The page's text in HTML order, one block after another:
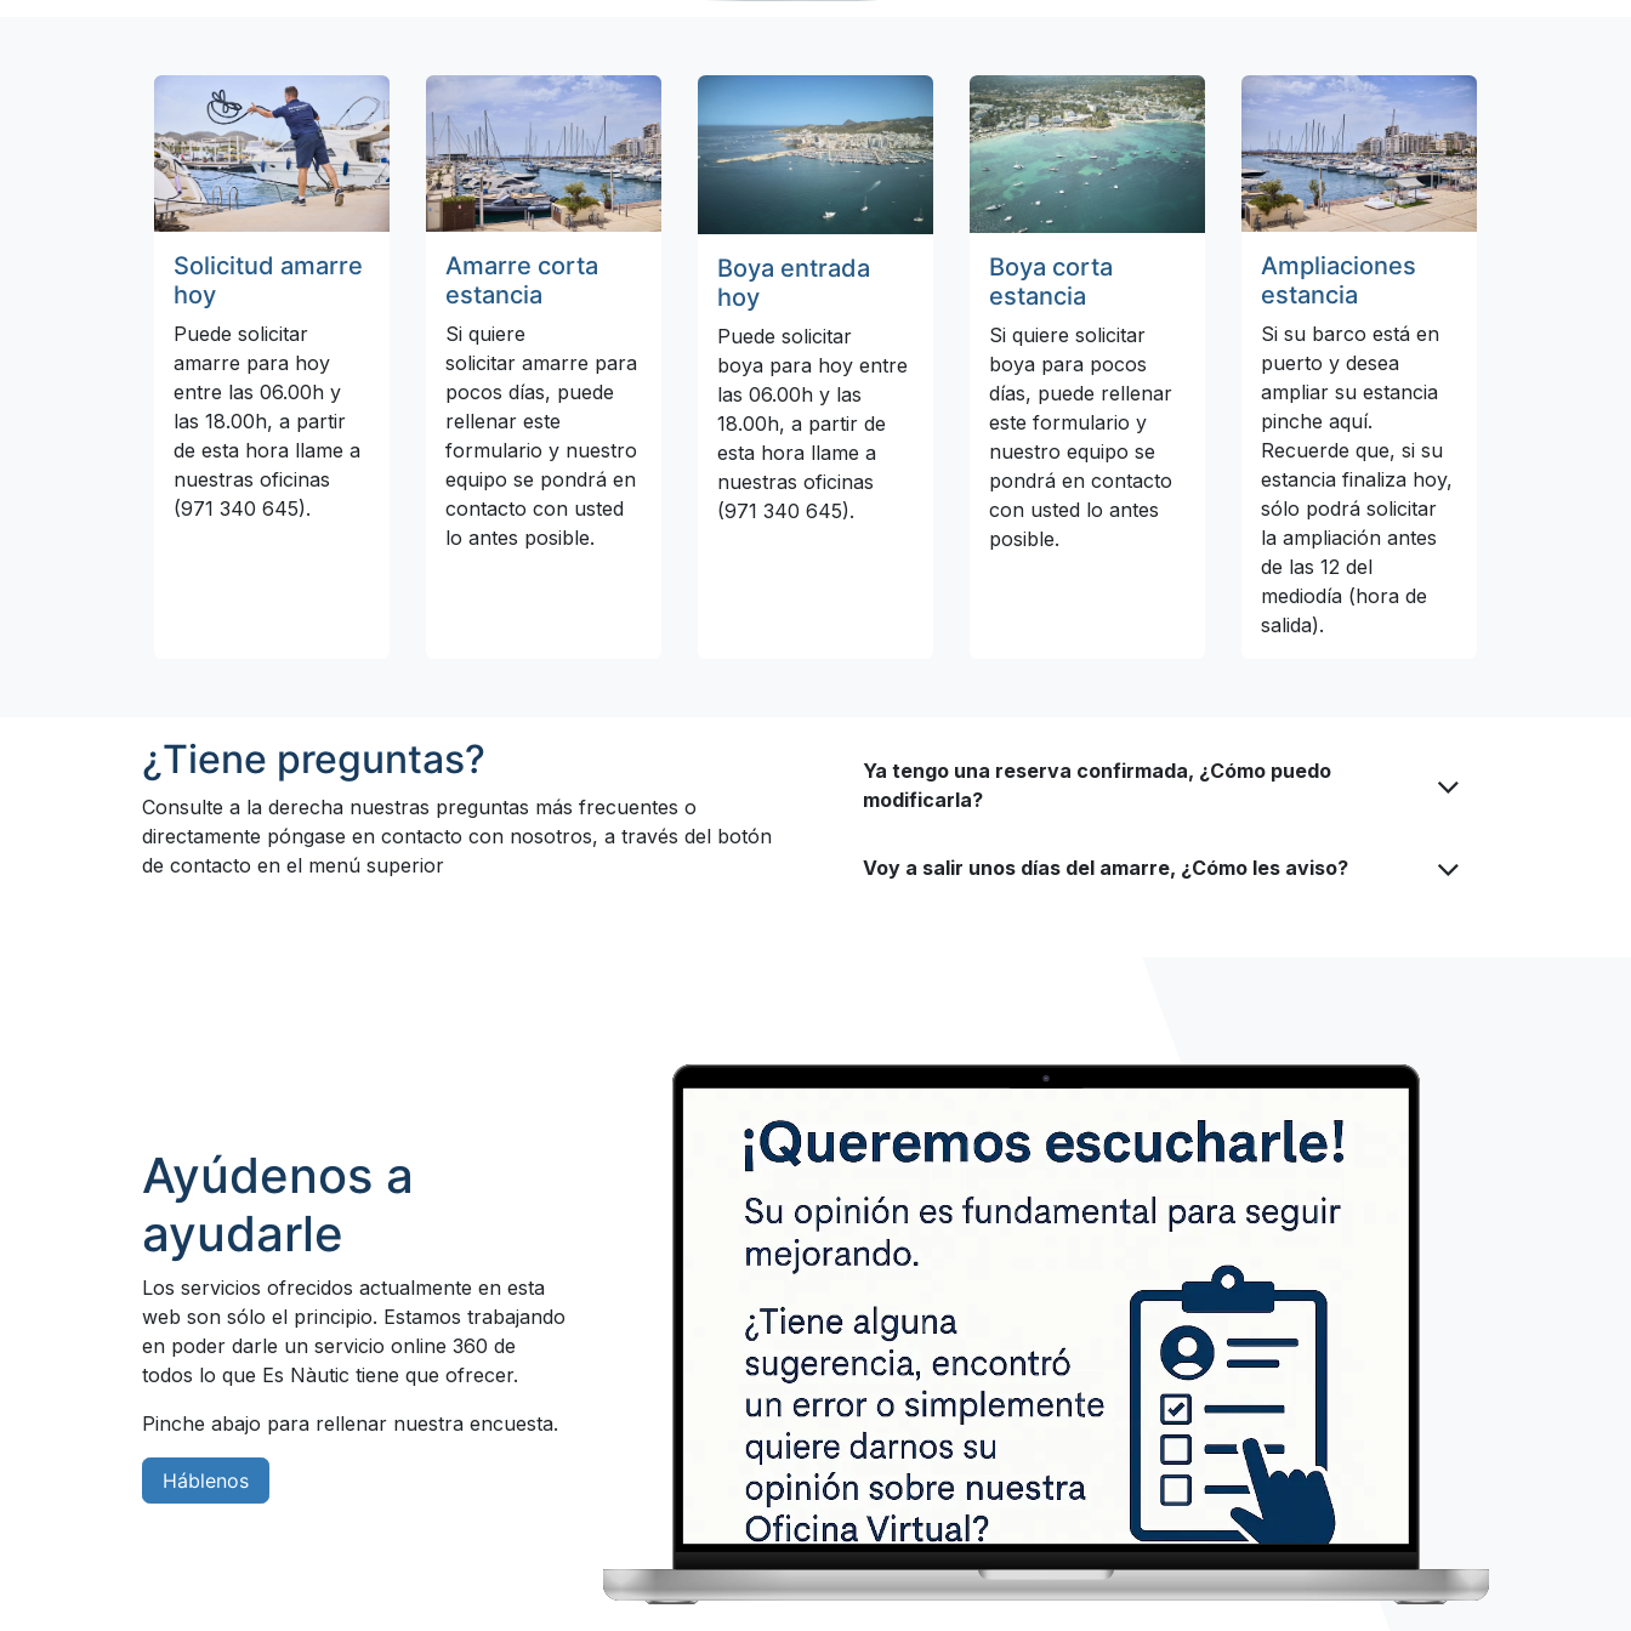
Solicitud amarre
hoy
Puede solicitar
amarre para hoy
entre las 06.00h y
las 18.00h, a partir
de esta hora llame a
nuestras oficinas
(971 340 645).
Amarre corta
estancia
Si quiere
solicitar amarre para
pocos días, puede
rellenar este
formulario y nuestro
equipo se pondrá en
contacto con usted
lo antes posible.
Boya entrada
hoy
Puede solicitar
boya para hoy entre
las 06.00h y las
18.00h, a partir de
esta hora llame a
nuestras oficinas
(971 340 645).
Boya corta
estancia
Si quiere solicitar
boya para pocos
días, puede rellenar
este formulario y
nuestro equipo se
pondrá en contacto
con usted lo antes
posible.
Ampliaciones
estancia
Si su barco está en
puerto y desea
ampliar su estancia
pinche aquí.
Recuerde que, si su
estancia finaliza hoy,
sólo podrá solicitar
la ampliación antes
de las 12 del
mediodía (hora de
salida).
¿Tiene preguntas?
Consulte a la derecha nuestras preguntas más frecuentes o
directamente póngase en contacto con nosotros, a través del botón
de contacto en el menú superior
Ya tengo una reserva confirmada, ¿Cómo puedo
modificarla?
Voy a salir unos días del amarre, ¿Cómo les aviso?
Ayúdenos a
ayudarle
Los servicios ofrecidos actualmente en esta
web son sólo el principio. Estamos trabajando
en poder darle un servicio online 360 de
todos lo que Es Nàutic tiene que ofrecer.
Pinche abajo para rellenar nuestra encuesta.
Háblenos